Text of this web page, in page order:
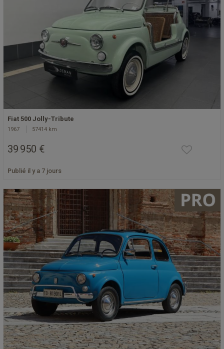
Fiat 500 Jolly-Tribute
1967 57414 km
39 950 €
Publié il y a 7 jours